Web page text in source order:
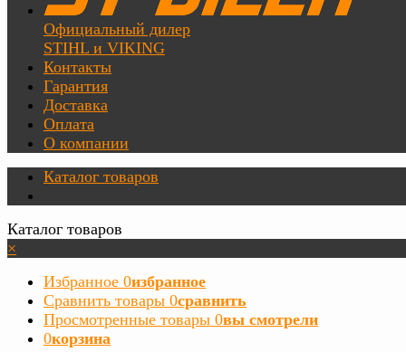
Официальный дилер
STIHL и VIKING
Контакты
Гарантия
Доставка
Оплата
О компании
Каталог товаров
Каталог товаров
×
Избранное 0избранное
Сравнить товары 0сравнить
Просмотренные товары 0вы смотрели
0корзина